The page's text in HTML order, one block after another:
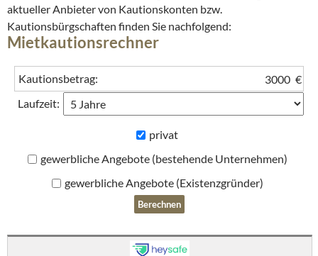
aktueller Anbieter von Kautionskonten bzw.
Kautionsbürgschaften finden Sie nachfolgend:
Mietkautionsrechner
Kautionsbetrag:
€
Laufzeit:
privat
gewerbliche Angebote (bestehende Unternehmen)
gewerbliche Angebote (Existenzgründer)